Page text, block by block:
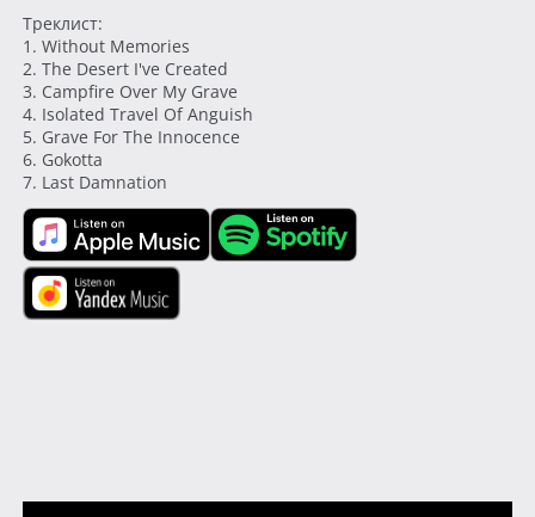
Треклист:
1. Without Memories
2. The Desert I've Created
3. Campfire Over My Grave
4. Isolated Travel Of Anguish
5. Grave For The Innocence
6. Gokotta
7. Last Damnation